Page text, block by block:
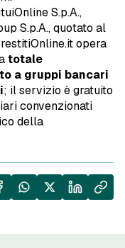
S.p.A.,
S.p.A., quotato al
opera
totale
a gruppi bancari
; il servizio è gratuito
convenzionati
della